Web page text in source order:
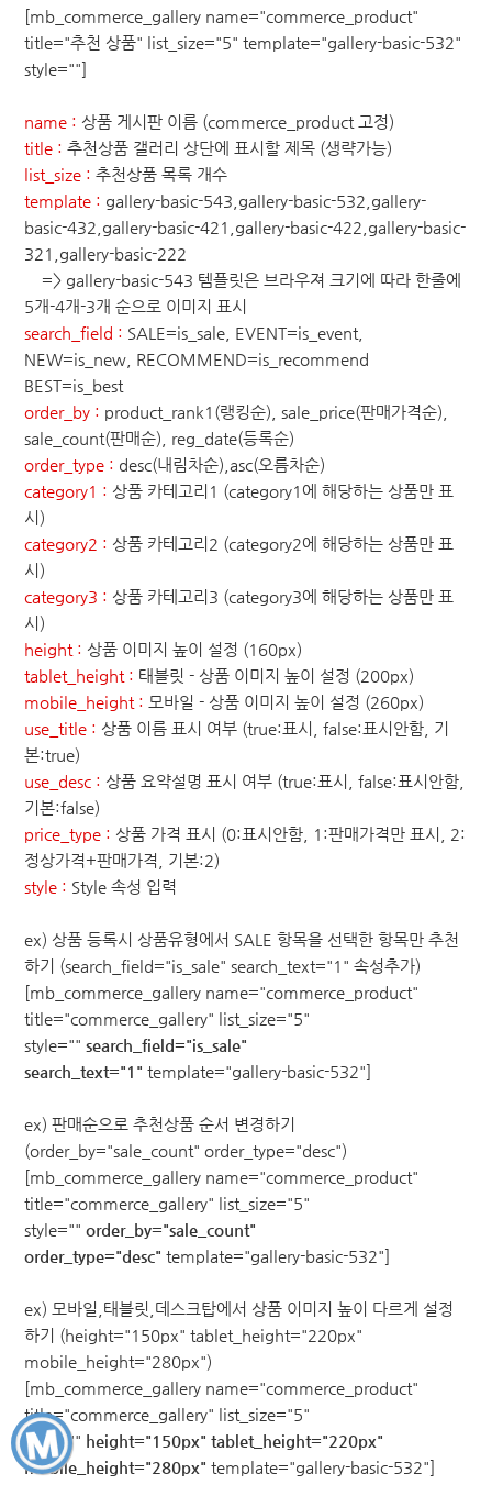
[mb_commerce_gallery name="commerce_product"
title="추천 상품" list_size="5" template="gallery-basic-532"
style=""]
name : 상품 게시판 이름 (commerce_product 고정)
title : 추천상품 갤러리 상단에 표시할 제목 (생략가능)
list_size : 추천상품 목록 개수
template : gallery-basic-543,gallery-basic-532,gallery-
basic-432,gallery-basic-421,gallery-basic-422,gallery-basic-
321,gallery-basic-222
=> gallery-basic-543 템플릿은 브라우져 크기에 따라 한줄에
5개-4개-3개 순으로 이미지 표시
search_field : SALE=is_sale, EVENT=is_event,
NEW=is_new, RECOMMEND=is_recommend
BEST=is_best
order_by : product_rank1(랭킹순), sale_price(판매가격순),
sale_count(판매순), reg_date(등록순)
order_type : desc(내림차순),asc(오름차순)
category1 : 상품 카테고리1 (category1에 해당하는 상품만 표
시)
category2 : 상품 카테고리2 (category2에 해당하는 상품만 표
시)
category3 : 상품 카테고리3 (category3에 해당하는 상품만 표
시)
height : 상품 이미지 높이 설정 (160px)
tablet_height : 태블릿 - 상품 이미지 높이 설정 (200px)
mobile_height : 모바일 - 상품 이미지 높이 설정 (260px)
use_title : 상품 이름 표시 여부 (true:표시, false:표시안함, 기
본:true)
use_desc : 상품 요약설명 표시 여부 (true:표시, false:표시안함,
기본:false)
price_type : 상품 가격 표시 (0:표시안함, 1:판매가격만 표시, 2:
정상가격+판매가격, 기본:2)
style : Style 속성 입력
ex) 상품 등록시 상품유형에서 SALE 항목을 선택한 항목만 추천
하기 (search_field="is_sale" search_text="1" 속성추가)
[mb_commerce_gallery name="commerce_product"
title="commerce_gallery" list_size="5"
style="" search_field="is_sale"
search_text="1" template="gallery-basic-532"]
ex) 판매순으로 추천상품 순서 변경하기
(order_by="sale_count" order_type="desc")
[mb_commerce_gallery name="commerce_product"
title="commerce_gallery" list_size="5"
style="" order_by="sale_count"
order_type="desc" template="gallery-basic-532"]
ex) 모바일,태블릿,데스크탑에서 상품 이미지 높이 다르게 설정
하기 (height="150px" tablet_height="220px"
mobile_height="280px")
[mb_commerce_gallery name="commerce_product"
title="commerce_gallery" list_size="5"
style="" height="150px" tablet_height="220px"
mobile_height="280px" template="gallery-basic-532"]